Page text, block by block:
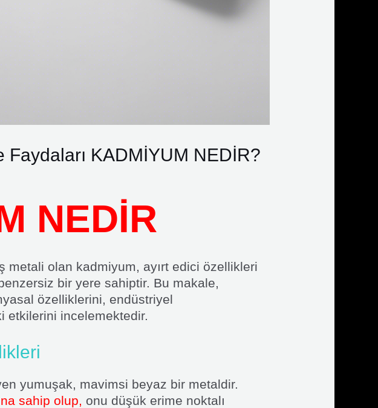
Faydaları KADMİYUM NEDİR?
NEDİR
metali olan kadmiyum, ayırt edici özellikleri
bir yere sahiptir. Bu makale,
özelliklerini, endüstriyel
etkilerini incelemektedir.
yumuşak, mavimsi beyaz bir metaldir.
sahip olup, onu düşük erime noktalı